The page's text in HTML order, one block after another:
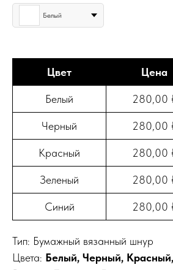
Белый
Цвет Цена
Белый 280,00
Черный 280,00
Красный 280,00
Зеленый 280,00
Синий 280,00
Тип: Бумажный вязанный шнур
Цвета: Белый, Черный,